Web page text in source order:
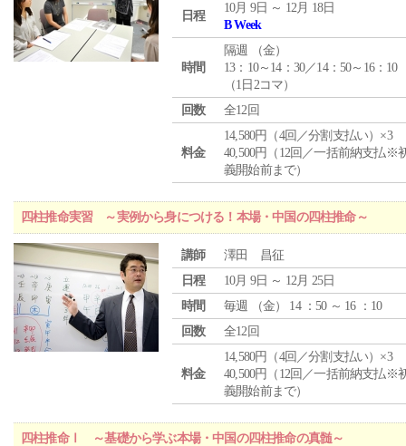
日程
10月 9日 ～ 12月 18日
B Week
時間
隔週 （金）
13：10～14：30／14：50～16：10
（1日2コマ）
回数
全12回
料金
14,580円（4回／分割支払い）×3
40,500円（12回／一括前納支払※
義開始前まで）
四柱推命実習 ～実例から身につける！本場・中国の四柱推命～
講師
澤田 昌征
日程
10月 9日 ～ 12月 25日
時間
毎週 （金） 14 ：50 ～ 16 ：10
回数
全12回
料金
14,580円（4回／分割支払い）×3
40,500円（12回／一括前納支払※
義開始前まで）
四柱推命Ⅰ ～基礎から学ぶ本場・中国の四柱推命の真髄～